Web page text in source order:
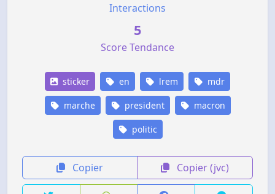
Interactions
5
Score Tendance
sticker en lrem mdr
marche president macron
politic
Copier Copier (jvc)